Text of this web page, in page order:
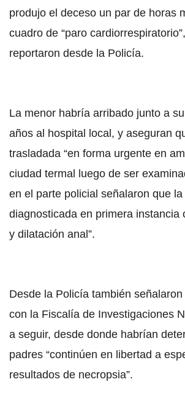
produjo el deceso un par de horas
cuadro de “paro
reportaron desde la Policía.
La menor habría arribado junto a
años al hospital local, y aseguran
trasladada “en forma urgente en
ciudad termal luego de ser
en el parte policial señalaron que
diagnosticada en primera instancia
y dilatación anal”.
Desde la Policía también
con la Fiscalía de Investigaciones
a seguir, desde donde habrían
padres “continúen en libertad a
resultados de necropsia”.